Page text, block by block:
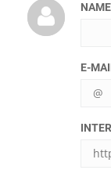
NAME
E-